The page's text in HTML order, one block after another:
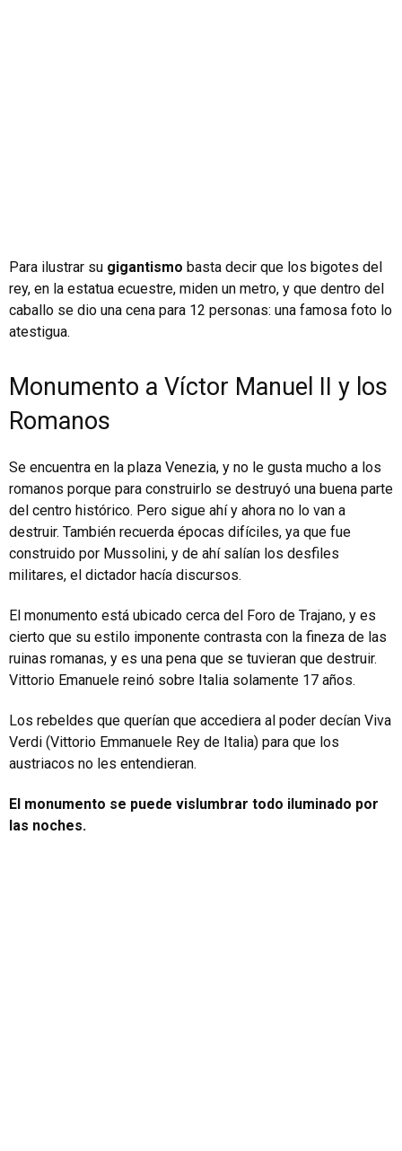
Para ilustrar su gigantismo basta decir que los bigotes del
rey, en la estatua ecuestre, miden un metro, y que dentro del
caballo se dio una cena para 12 personas: una famosa foto lo
atestigua.
Monumento a Víctor Manuel II y los
Romanos
Se encuentra en la plaza Venezia, y no le gusta mucho a los
romanos porque para construirlo se destruyó una buena parte
del centro histórico. Pero sigue ahí y ahora no lo van a
destruir. También recuerda épocas difíciles, ya que fue
construido por Mussolini, y de ahí salían los desfiles
militares, el dictador hacía discursos.
El monumento está ubicado cerca del Foro de Trajano, y es
cierto que su estilo imponente contrasta con la fineza de las
ruinas romanas, y es una pena que se tuvieran que destruir.
Vittorio Emanuele reinó sobre Italia solamente 17 años.
Los rebeldes que querían que accediera al poder decían Viva
Verdi (Vittorio Emmanuele Rey de Italia) para que los
austriacos no les entendieran.
El monumento se puede vislumbrar todo iluminado por
las noches.